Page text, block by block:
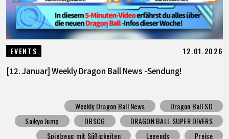
EVENTS 12.01.2026
[12. Januar] Weekly Dragon Ball News -Sendung!
Weekly Dragon Ball News
Dragon Ball SD
Saikyo Jump
DBSCG
DRAGON BALL SUPER DIVERS
Spielzeug mit Süßigkeiten
Legends
Preise